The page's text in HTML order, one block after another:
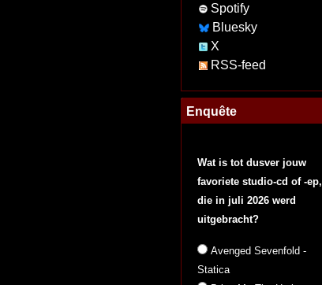
Spotify
Bluesky
X
RSS-feed
Enquête
Wat is tot dusver jouw
favoriete studio-cd of -ep,
die in juli 2026 werd
uitgebracht?
Avenged Sevenfold -
Statica